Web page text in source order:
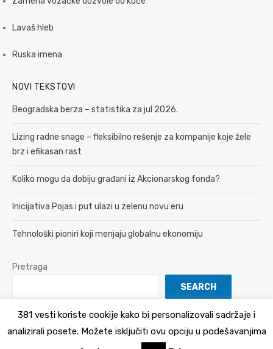
Lavaš hleb
Ruska imena
NOVI TEKSTOVI
Beogradska berza – statistika za jul 2026.
Lizing radne snage – fleksibilno rešenje za kompanije koje žele
brz i efikasan rast
Koliko mogu da dobiju građani iz Akcionarskog fonda?
Inicijativa Pojas i put ulazi u zelenu novu eru
Tehnološki pioniri koji menjaju globalnu ekonomiju
Pretraga
SEARCH
Politika Privatnosti
381 vesti koriste cookije kako bi personalizovali sadržaje i
analizirali posete. Možete isključiti ovu opciju u podešavanjima